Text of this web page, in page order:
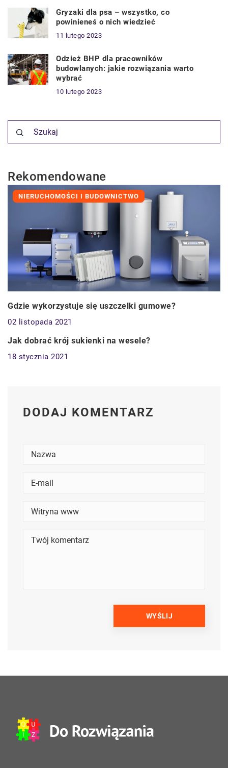
Gryzaki dla psa – wszystko, co
powinieneś o nich wiedzieć
11 lutego 2023
Odzież BHP dla pracowników
budowlanych: jakie rozwiązania warto
wybrać
10 lutego 2023
Rekomendowane
NIERUCHOMOŚCI I BUDOWNICTWO
Gdzie wykorzystuje się uszczelki gumowe?
02 listopada 2021
CZŁOWIEK I STYL
Jak dobrać krój sukienki na wesele?
18 stycznia 2021
DODAJ KOMENTARZ